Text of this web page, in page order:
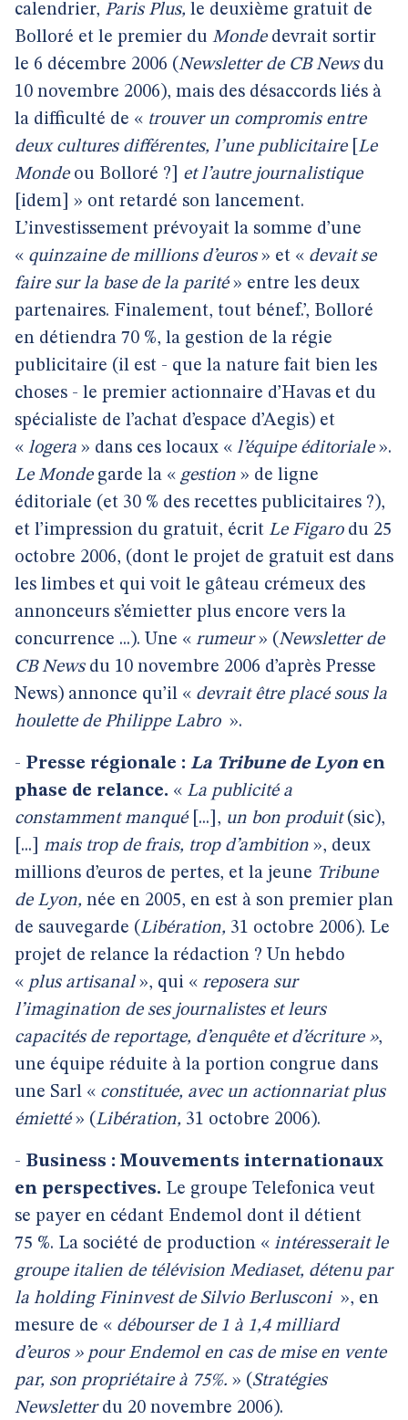
calendrier, Paris Plus, le deuxième gratuit de
Bolloré et le premier du Mondedevrait sortir
le 6 décembre 2006 (Newsletter de CB Newsdu
10 novembre 2006), mais des désaccords liés à
la difficulté de « trouver un compromis entre
deux cultures différentes, l’une publicitaire[ Le
Mondeou Bolloré ?] et l’autre journalistique
[idem] » ont retardé son lancement.
L’investissement prévoyait la somme d’une
« quinzaine de millions d’euros» et « devait se
faire sur la base de la parité» entre les deux
partenaires. Finalement, tout bénef.’, Bolloré
en détiendra 70 %, la gestion de la régie
publicitaire (il est - que la nature fait bien les
choses - le premier actionnaire d’Havas et du
spécialiste de l’achat d’espace d’Aegis) et
« logera » dans ces locaux « l’équipe éditoriale».
Le Mondegarde la « gestion » de ligne
éditoriale (et 30 % des recettes publicitaires ?),
et l’impression du gratuit, écrit Le Figarodu 25
octobre 2006, (dont le projet de gratuit est dans
les limbes et qui voit le gâteau crémeux des
annonceurs s’émietter plus encore vers la
concurrence ...). Une « rumeur» (Newsletter de
CB Newsdu 10 novembre 2006 d’après Presse
News) annonce qu’il « devrait être placé sous la
houlette de Philippe Labro ».
- Presse régionale : La Tribune de Lyon en
phase de relance. « La publicité a
constamment manqué [...], un bon produit(sic),
[...] mais trop de frais, trop d’ambition », deux
millions d’euros de pertes, et la jeune Tribune
de Lyon, née en 2005, en est à son premier plan
de sauvegarde (Libération, 31 octobre 2006). Le
projet de relance la rédaction ? Un hebdo
« plus artisanal», qui « reposera sur
l’imagination de ses journalistes et leurs
capacités de reportage, d’enquête et d’écriture »,
une équipe réduite à la portion congrue dans
une Sarl « constituée, avec un actionnariat plus
émietté» (Libération, 31 octobre 2006).
- Business : Mouvements internationaux
en perspectives. Le groupe Telefonica veut
se payer en cédant Endemol dont il détient
75 %. La société de production « intéresserait le
groupe italien de télévision Mediaset, détenu par
la holding Fininvest de Silvio Berlusconi », en
mesure de « débourser de 1 à 1,4 milliard
d’euros » pour Endemol en cas de mise en vente
par, son propriétaire à 75%. » (Stratégies
Newsletterdu 20 novembre 2006).